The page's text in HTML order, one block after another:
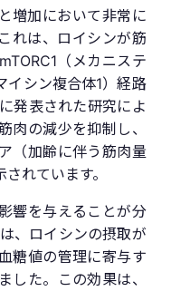
増加において非常に
れは、ロイシンが筋
（メカニステ
イシン複合体1）経路
発表された研究によ
肉の減少を抑制し、
（加齢に伴う筋肉量
れています。
響を与えることが分
、ロイシンの摂取が
糖値の管理に寄与す
した。この効果は、